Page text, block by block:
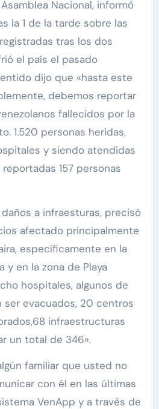
Nacional, informó
la 1 de la tarde sobre las
tras los dos
el país el pasado
dijo que «hasta este
debemos reportar
fallecidos por la
1.520 personas heridas,
y siendo atendidas
157 personas
a infraesturas, precisó
afectado principalmente
específicamente en la
y en la zona de Playa
hospitales, algunos de
ser evacuados, 20 centros
infraestructuras
un total de 346».
familiar que usted no
con él en las últimas
VenApp y a través de